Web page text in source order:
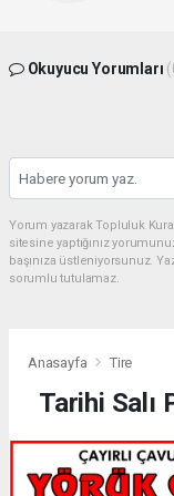
Okuyucu Yorumları
Yorum yazarak Topluluk
sitesine yaptığınız
başınıza üstleniyorsunuz.
sorumlu tutulamaz.
Anasayfa Tire
Tarihi Salı